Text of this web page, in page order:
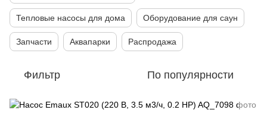
Тепловые насосы для дома Оборудование для саун
Запчасти Аквапарки Распродажа
Фильтр По популярности